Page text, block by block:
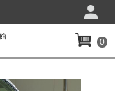
館
0